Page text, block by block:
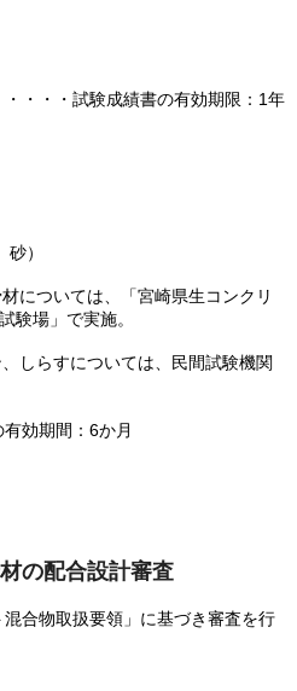
・・・・試験成績書の有効期限：1年
）
については、「宮崎県生コンクリ
験場」で実施。
しらすについては、民間試験機関
効期間：6か月
の配合設計審査
合物取扱要領」に基づき審査を行